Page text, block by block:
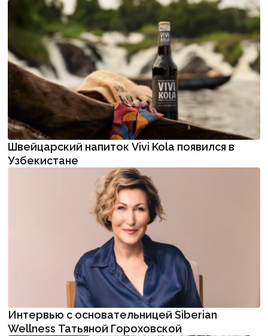
Швейцарский напиток Vivi Kola появился в
Узбекистане
Интервью с основательницей Siberian
Wellness Татьяной Гороховской